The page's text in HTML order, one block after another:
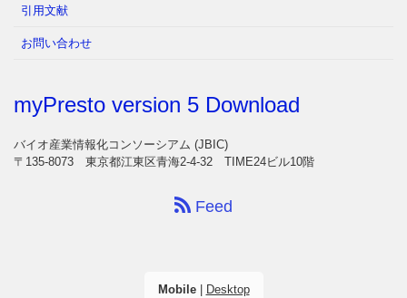
引用文献
お問い合わせ
myPresto version 5 Download
バイオ産業情報化コンソーシアム (JBIC)
〒135-8073 東京都江東区青海2-4-32 TIME24ビル10階
Feed
Mobile| Desktop